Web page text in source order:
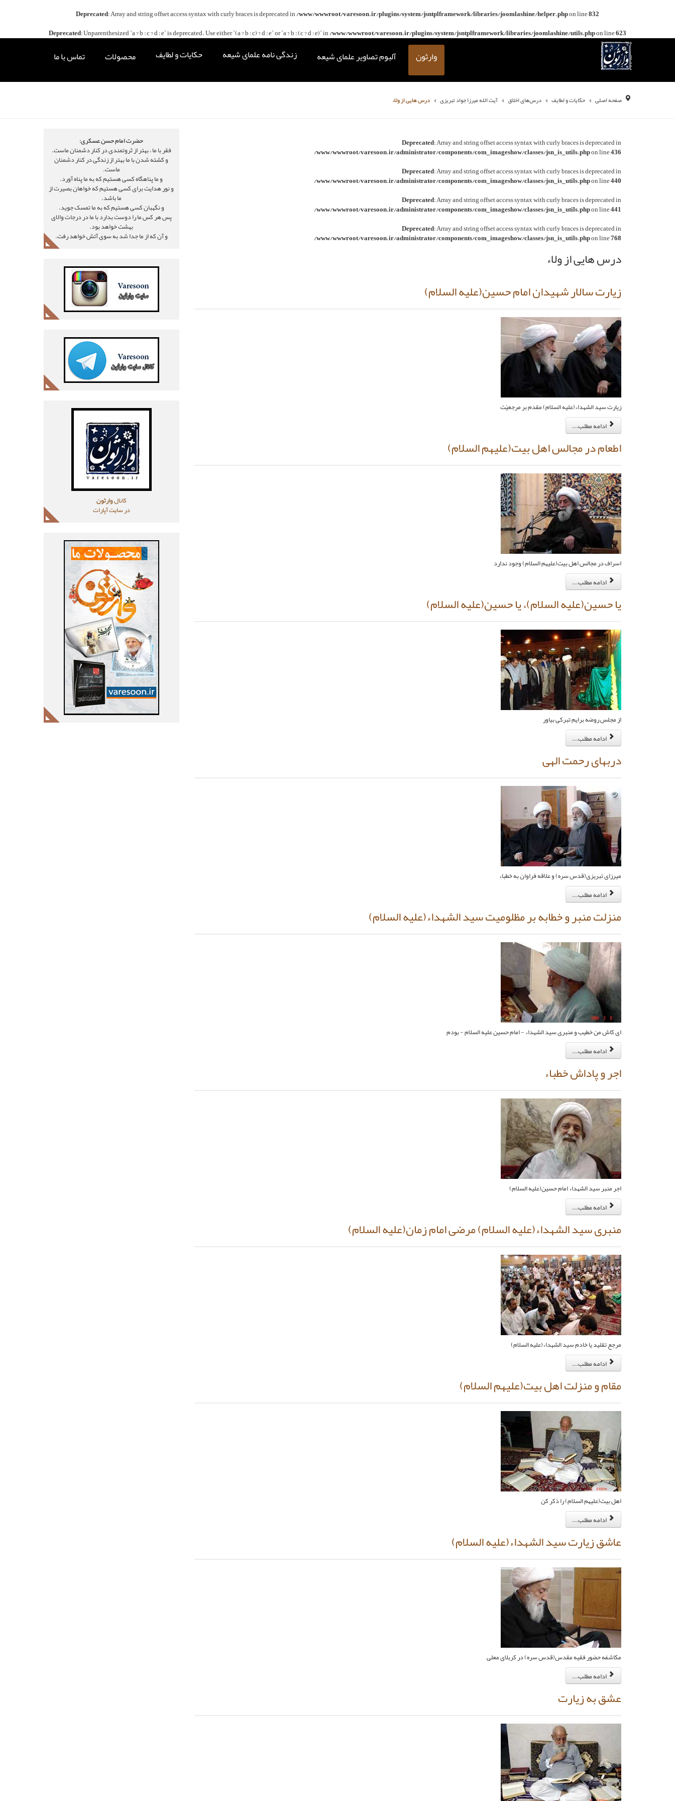
Deprecated: Array and string offset access syntax with curly braces is deprecated in/www/wwwroot/varesoon.ir/plugins/system/jsntplframework/libraries/joomlashine/helper.phpon line832
Deprecated: Unparenthesized `a ? b : c ? d : e` is deprecated. Use either `(a ? b : c) ? d : e` or `a ? b : (c ? d : e)` in/www/wwwroot/varesoon.ir/plugins/system/jsntplframework/libraries/joomlashine/utils.phpon line623
وارثون آلبوم تصاویر علمای شیعه زندگی نامه علمای شیعه حکایات و لطایف محصولات تماس با ما
صفحه اصلی حکایات و لطایف درس‌های اخلاق آیت الله میرزا جواد تبریزی درس هایی از ولاء
Deprecated: Array and string offset access syntax with curly braces is deprecated in
/www/wwwroot/varesoon.ir/administrator/components/com_imageshow/classes/jsn_is_utils.phpon line436
Deprecated: Array and string offset access syntax with curly braces is deprecated in
/www/wwwroot/varesoon.ir/administrator/components/com_imageshow/classes/jsn_is_utils.phpon line440
Deprecated: Array and string offset access syntax with curly braces is deprecated in
/www/wwwroot/varesoon.ir/administrator/components/com_imageshow/classes/jsn_is_utils.phpon line441
Deprecated: Array and string offset access syntax with curly braces is deprecated in
/www/wwwroot/varesoon.ir/administrator/components/com_imageshow/classes/jsn_is_utils.phpon line768
درس هایی از ولاء
زيارت سالار شهيدان امام حسين‏(عليه السلام)
زيارت سيد الشهداء(عليه السلام) مقدم بر مرجعيّت
ادامه مطلب...
اطعام در مجالس اهل بيت‏(عليهم السلام)
اسراف در مجالس اهل بيت‏(عليهم السلام) وجود ندارد
ادامه مطلب...
يا حسين‏(عليه السلام)، يا حسين‏(عليه السلام)
از مجلس روضه برايم تبركى بياور
ادامه مطلب...
درب‏هاى رحمت الهى
ميرزاى تبريزى‏(قدس سره) و علاقه فراوان به خطباء
ادامه مطلب...
منزلت منبر و خطابه بر مظلوميت سيد الشهداء(عليه السلام)
اى كاش من خطيب و منبرى سيد الشهداء - امام حسين عليه السلام - بودم
ادامه مطلب...
اجر و پاداش خطباء
اجر منبر سيد الشهداء امام حسين‏(عليه السلام)
ادامه مطلب...
منبرى سيد الشهداء(عليه السلام) مرضى امام زمان‏(عليه السلام)
مرجع تقليد يا خادم سيد الشهداء(عليه السلام)
ادامه مطلب...
مقام و منزلت اهل بيت‏(عليهم السلام)
اهل بيت‏(عليهم السلام) را ذكر كن
ادامه مطلب...
عاشق زيارت سيد الشهداء(عليه السلام)
مكاشفه حضور فقيه مقدس‏(قدس سره) در كربلاى معلى
ادامه مطلب...
عشق به زيارت
حضرت امام حسن عسکری:
فقر با ما ، بهتر از ثروتمندی در کنار دشمنان ماست.
و کشته شدن با ما بهتر از زندگی در کنار دشمنان
ماست.
و ما پناهگاه کسی هستیم که به ما پناه آورد.
و نور هدایت برای کسی هستیم که خواهان بصیرت از
ما باشد.
و نگهبان کسی هستیم که به ما تمسک جوید.
پس هر کس ما را دوست بدارد با ما در درجات والای
بهشت خواهد بود.
و آن که از ما جدا شد به سوی آتش خواهد رفت.
کانالوارثون
در سایت آپارات